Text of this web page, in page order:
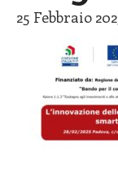
25 Febbraio